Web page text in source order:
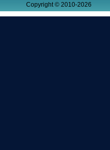
Copyright © 2010-2026